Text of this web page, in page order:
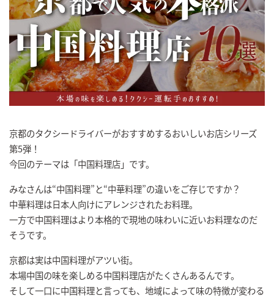
京都のタクシードライバーがおすすめするおいしいお店シリーズ
第5弾！
今回のテーマは「中国料理店」です。
みなさんは“中国料理”と“中華料理”の違いをご存じですか？
中華料理は日本人向けにアレンジされたお料理。
一方で中国料理はより本格的で現地の味わいに近いお料理なのだ
そうです。
京都は実は中国料理がアツい街。
本場中国の味を楽しめる中国料理店がたくさんあるんです。
そして一口に中国料理と言っても、地域によって味の特徴が変わる